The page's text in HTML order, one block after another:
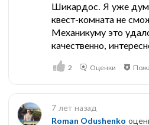
Шикардос. Я уже
квест-комната не
Механикуму это
качественно,
2 Оценки
7 лет назад
Roman Odushenko